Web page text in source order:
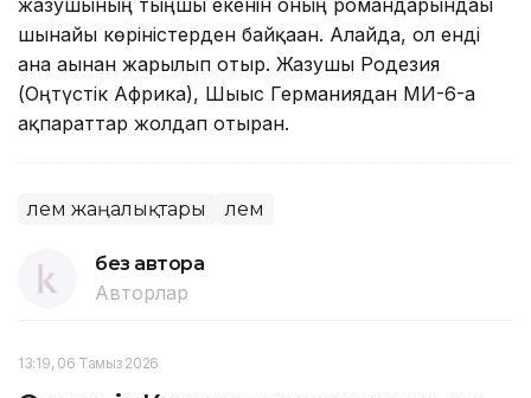
шынайы көріністерден байқаған. Алайда, ол енді
ғана ағынан жарылып отыр. Жазушы Родезия
(Оңтүстік Африка), Шығыс Германиядан МИ-6-ға
ақпараттар жолдап отырған.
Әлем жаңалықтары Әлем
без автора
Авторлар
13:19, 06 Тамыз 2026